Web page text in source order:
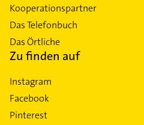
Kooperationspartner
Das Telefonbuch
Das Örtliche
Zu finden auf
Instagram
Facebook
Pinterest